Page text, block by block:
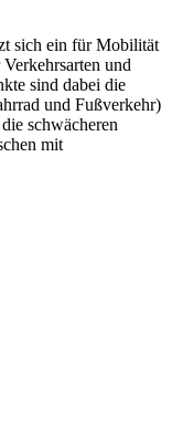
sich ein für Mobilität
und
sind dabei die
und Fußverkehr)
schwächeren
mit